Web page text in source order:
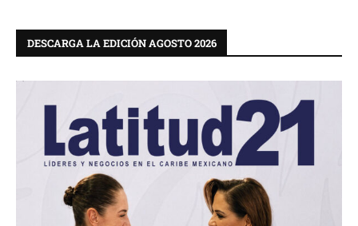
DESCARGA LA EDICIÓN AGOSTO 2026